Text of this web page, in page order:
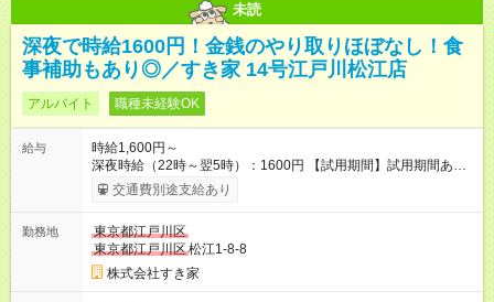
未読
深夜で時給1600円！金銭のやり取りほぼなし！食
事補助もあり◎／すき家 14号江戸川松江店
アルバイト 職種未経験OK
給与
時給1,600円～
深夜時給（22時～翌5時）：1600円 【試用期間】試用期間あり
試用期間の長さ：1ヶ月 雇用形態、給与は本採用時と同じです。
試用期間の実態は30日（※条件変更なし）ですが、切り上げで
同時給）
交通費別途支給あり
勤務地
東京都江戸川区
東京都江戸川区松江1-8-8
株式会社すき家